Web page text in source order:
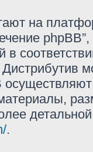
на
материалы,
.